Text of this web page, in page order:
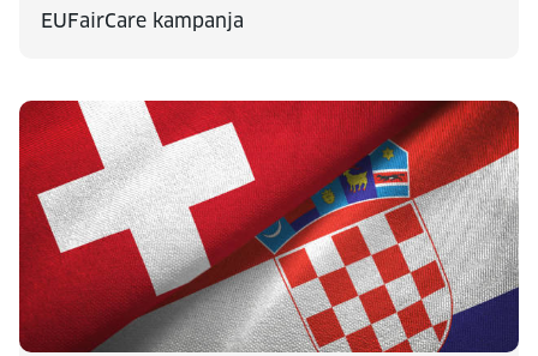
EUFairCare kampanja